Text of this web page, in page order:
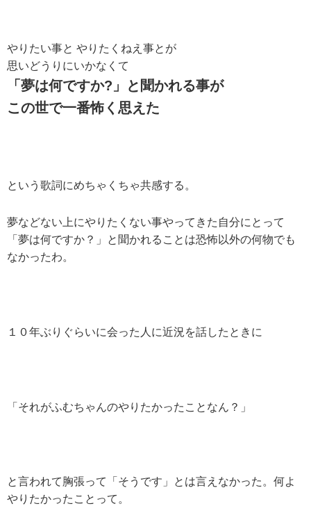
やりたい事と やりたくねえ事とが
思いどうりにいかなくて
「夢は何ですか?」と聞かれる事が
この世で一番怖く思えた
という歌詞にめちゃくちゃ共感する。
夢などない上にやりたくない事やってきた自分にとって
「夢は何ですか？」と聞かれることは恐怖以外の何物でも
なかったわ。
１０年ぶりぐらいに会った人に近況を話したときに
「それがふむちゃんのやりたかったことなん？」
と言われて胸張って「そうです」とは言えなかった。何よ
やりたかったことって。